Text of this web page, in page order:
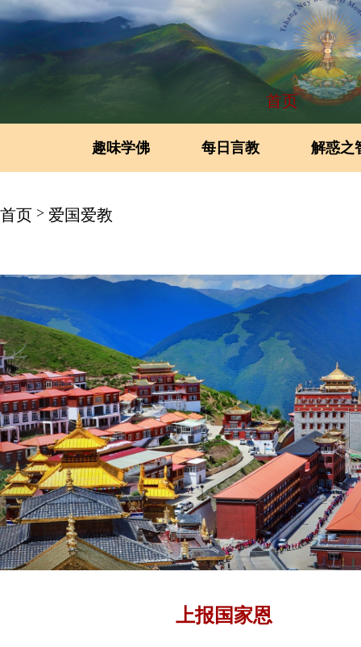
首页
趣味学佛 每日言教 解惑之
首页 > 爱国爱教
上报国家恩